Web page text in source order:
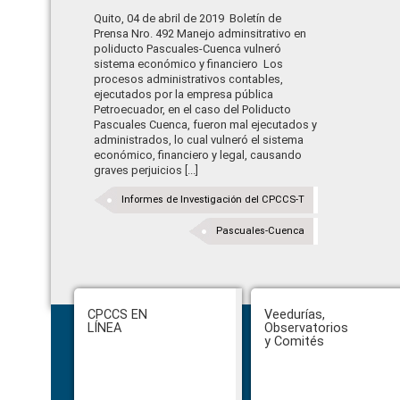
Quito, 04 de abril de 2019 Boletín de
Prensa Nro. 492 Manejo adminsitrativo en
poliducto Pascuales-Cuenca vulneró
sistema económico y financiero Los
procesos administrativos contables,
ejecutados por la empresa pública
Petroecuador, en el caso del Poliducto
Pascuales Cuenca, fueron mal ejecutados y
administrados, lo cual vulneró el sistema
económico, financiero y legal, causando
graves perjuicios [...]
Informes de Investigación del CPCCS-T
Pascuales-Cuenca
Footer
CPCCS EN
LÍNEA
Veedurías,
Observatorios
y Comités